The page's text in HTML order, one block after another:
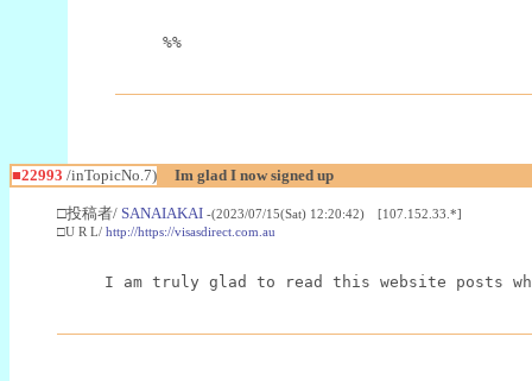
%%
■22993 /inTopicNo.7) Im glad I now signed up
□投稿者/ SANAIAKAI -(2023/07/15(Sat) 12:20:42) [107.152.33.*]
□U R L/ http://https://visasdirect.com.au
I am truly glad to read this website posts